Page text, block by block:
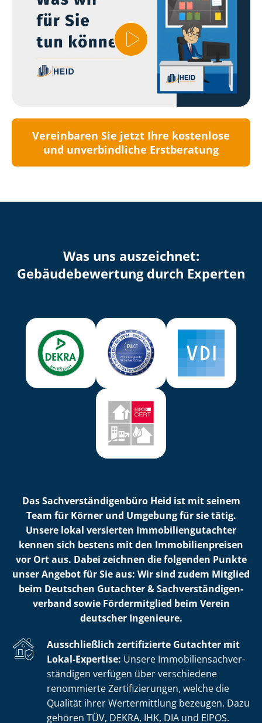
Vereinbaren Sie jetzt Ihre kostenlose
und unverbindliche Erstberatung
Was uns auszeichnet:
Ge­bäu­de­be­wer­tung durch Experten
Das Sach­ver­stän­di­gen­bü­ro Heid ist mit seinem
Team für Körner und Umgebung für sie tätig.
Unsere lokal versierten Im­mo­bi­li­en­gut­ach­ter
kennen sich bestens mit den Im­mo­bi­li­en­prei­sen
vor Ort aus. Dabei zeichnen die folgenden Punkte
unser Angebot für Sie aus: Wir sind zudem Mitglied
beim Deutschen Gutachter & Sach­ver­stän­di­gen­
ver­band sowie Fördermitglied beim Verein
deutscher Ingenieure.
Ausschließlich zertifizierte Gutachter mit
Lokal-Expertise: Unsere Im­mo­bi­li­en­sach­ver­
stän­di­gen verfügen über verschiedene
renommierte Zer­ti­fi­zie­run­gen, welche die
Qualität ihrer Wertermittlung bezeugen. Dazu
gehören TÜV, DEKRA, IHK, DIA und EIPOS.